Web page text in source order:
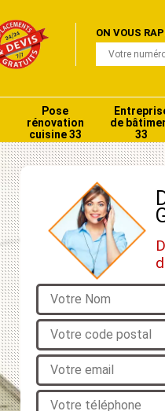
ON VOUS
Pose
rénovation
cuisine 33
de
33